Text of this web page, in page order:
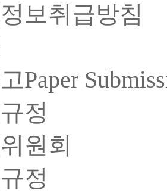
보취급방침
Paper
정
원회
정